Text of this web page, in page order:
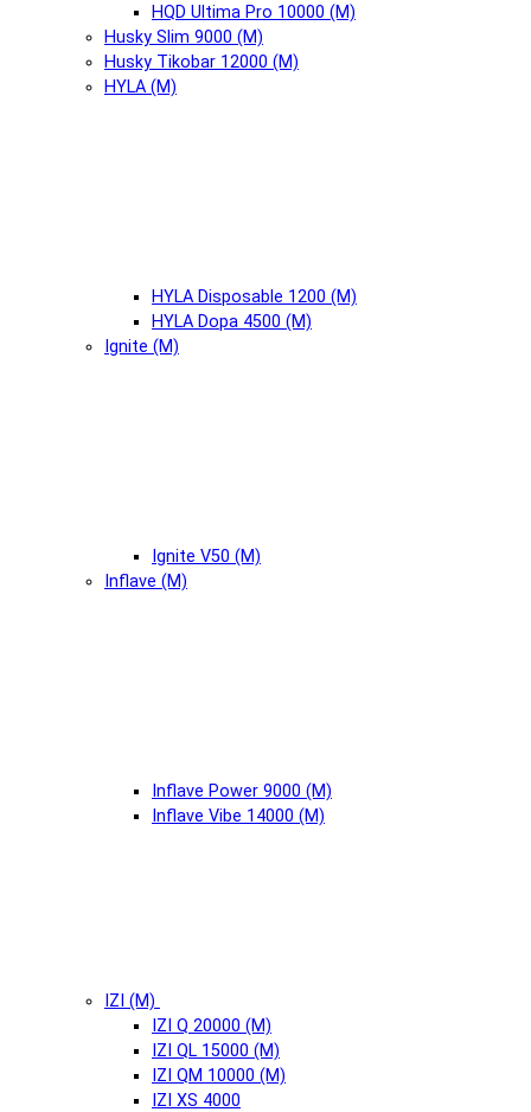
HQD Ultima Pro 10000 (М)
Husky Slim 9000 (М)
Husky Tikobar 12000 (М)
HYLA (М)
HYLA Disposable 1200 (М)
HYLA Dopa 4500 (М)
Ignite (М)
Ignite V50 (М)
Inflave (М)
Inflave Power 9000 (М)
Inflave Vibe 14000 (М)
IZI (М)
IZI Q 20000 (М)
IZI QL 15000 (М)
IZI QM 10000 (М)
IZI XS 4000